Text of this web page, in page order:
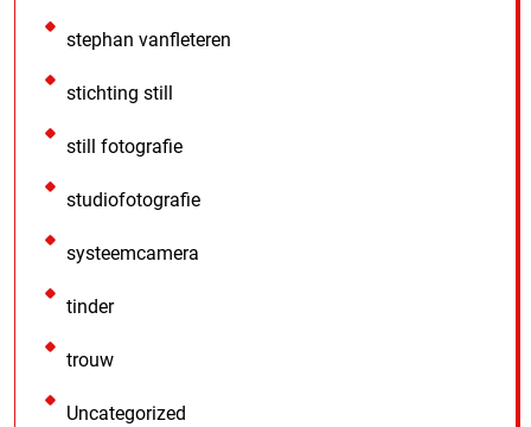
stephan vanfleteren
stichting still
still fotografie
studiofotografie
systeemcamera
tinder
trouw
Uncategorized